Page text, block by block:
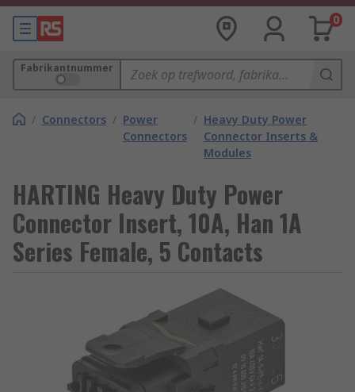
0
Fabrikantnummer
/ Connectors / Power
Connectors
/ Heavy Duty Power
Connector Inserts &
Modules
HARTING Heavy Duty Power
Connector Insert, 10A, Han 1A
Series Female, 5 Contacts